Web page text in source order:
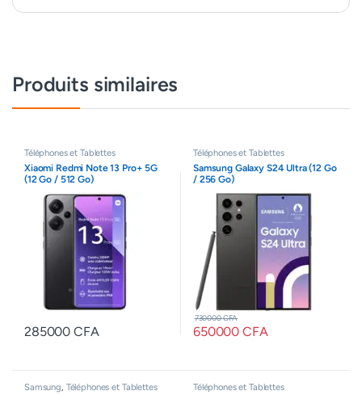
Produits similaires
Téléphones et Tablettes
Xiaomi Redmi Note 13 Pro+ 5G
(12 Go / 512 Go)
285000CFA
Téléphones et Tablettes
Samsung Galaxy S24 Ultra (12 Go
/ 256 Go)
650000CFA
730000CFA
Samsung, Téléphones et Tablettes
Téléphones et Tablettes